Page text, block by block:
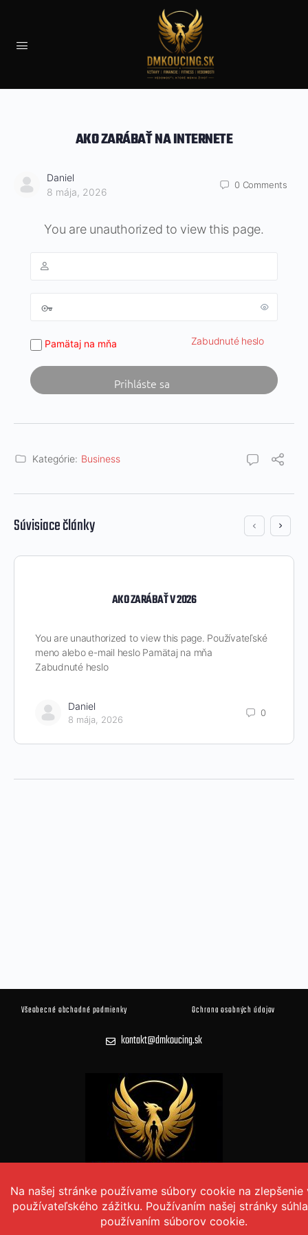
AKO ZARÁBAŤ NA INTERNETE
Daniel
8 mája, 2026
0 Comments
You are unauthorized to view this page.
Pamätaj na mňa Zabudnuté heslo
Kategórie: Business
Súvisiace články
AKO ZARÁBAŤ V 2026
You are unauthorized to view this page. Používateľské
meno alebo e-mail heslo Pamätaj na mňa
Zabudnuté heslo
Daniel
8 mája, 2026
0
Všeobecné obchodné podmienky Ochrana osobných údajov
kontakt@dmkoucing.sk
© 2026 DM KOUČING Všetky práva vyhradené